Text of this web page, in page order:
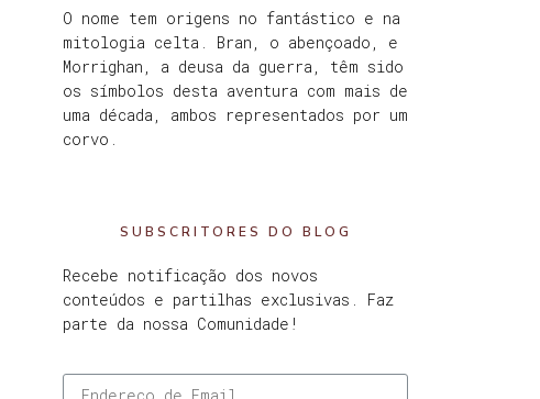
O nome tem origens no fantástico e na
mitologia celta. Bran, o abençoado, e
Morrighan, a deusa da guerra, têm sido
os símbolos desta aventura com mais de
uma década, ambos representados por um
corvo.
SUBSCRITORES DO BLOG
Recebe notificação dos novos
conteúdos e partilhas exclusivas. Faz
parte da nossa Comunidade!